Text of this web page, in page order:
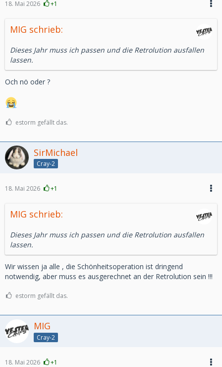
18. Mai 2026 +1
MIG schrieb:
Dieses Jahr muss ich passen und die Retrolution ausfallen
lassen.
Och nö oder ?
estorm gefällt das.
SirMichael
Cray-2
18. Mai 2026 +1
MIG schrieb:
Dieses Jahr muss ich passen und die Retrolution ausfallen
lassen.
Wir wissen ja alle , die Schönheitsoperation ist dringend
notwendig, aber muss es ausgerechnet an der Retrolution sein !!!
estorm gefällt das.
MIG
Cray-2
18. Mai 2026 +1